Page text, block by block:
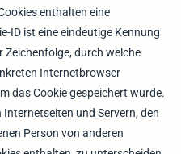
enthalten eine
ID ist eine eindeutige Kennung
Zeichenfolge, durch welche
Internetbrowser
das Cookie gespeichert wurde.
und Servern, den
Person von anderen